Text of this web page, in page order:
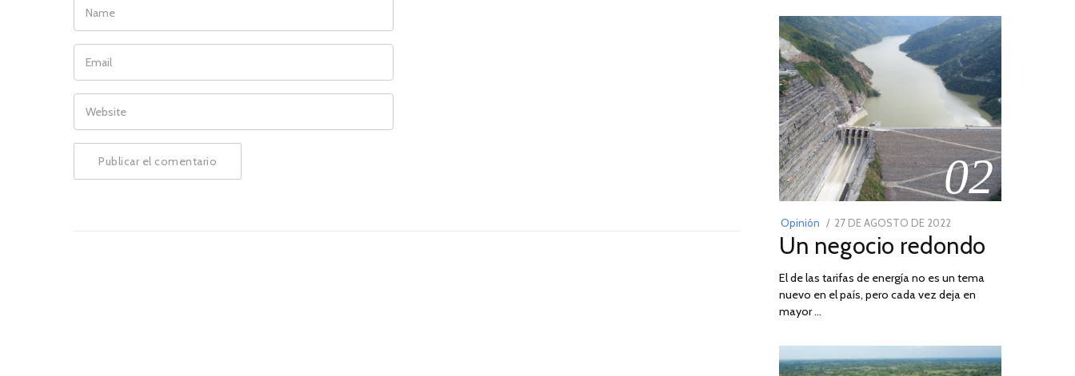
02
Opinión
POSTED
ON
27 DE AGOSTO DE 2022
DE
DE
2022
Un negocio redondo
El de las tarifas de energía no es un tema
nuevo en el país, pero cada vez deja en
mayor …